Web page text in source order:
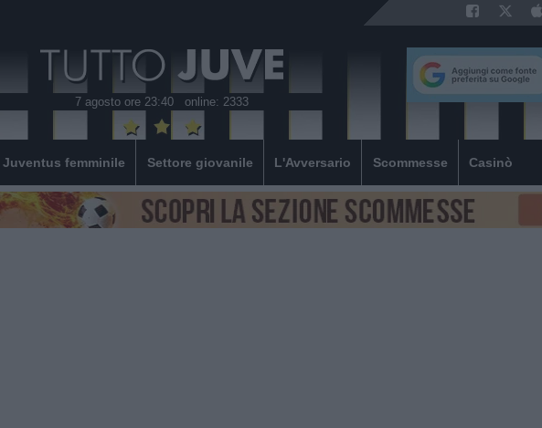
7 agosto ore 23:40 online: 2333
Juventus femminile Settore giovanile L'Avversario Scommesse Casinò